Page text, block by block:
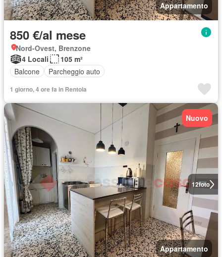
Appartamento
850 €/al mese
Nord-Ovest, Brenzone
4 Locali
105 m²
Balcone
Parcheggio auto
1 giorno, 4 ore fa in Rentola
12foto
Nuovo
Appartamento